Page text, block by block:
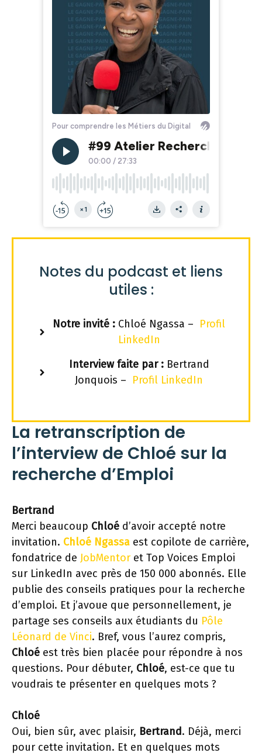
Notes du podcast et liens
utiles :
Notre invité : Chloé Ngassa – Profil
LinkedIn
Interview faite par : Bertrand
Jonquois – Profil LinkedIn
La retranscription de
l’interview de Chloé sur la
recherche d’Emploi
Bertrand
Merci beaucoup Chloé d’avoir accepté notre
invitation. Chloé Ngassa est copilote de carrière,
fondatrice de JobMentor et Top Voices Emploi
sur LinkedIn avec près de 150 000 abonnés. Elle
publie des conseils pratiques pour la recherche
d’emploi. Et j’avoue que personnellement, je
partage ses conseils aux étudiants du Pôle
Léonard de Vinci. Bref, vous l’aurez compris,
Chloé est très bien placée pour répondre à nos
questions. Pour débuter, Chloé, est-ce que tu
voudrais te présenter en quelques mots ?
Chloé
Oui, bien sûr, avec plaisir, Bertrand. Déjà, merci
pour cette invitation. Et en quelques mots